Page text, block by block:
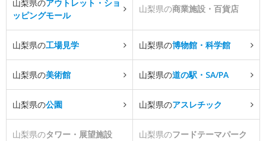
山梨県のアウトレット・ショ
ッピングモール
山梨県の商業施設・百貨店
山梨県の工場見学 山梨県の博物館・科学館
山梨県の美術館 山梨県の道の駅・SA/PA
山梨県の公園 山梨県のアスレチック
山梨県のタワー・展望施設 山梨県のフードテーマパーク